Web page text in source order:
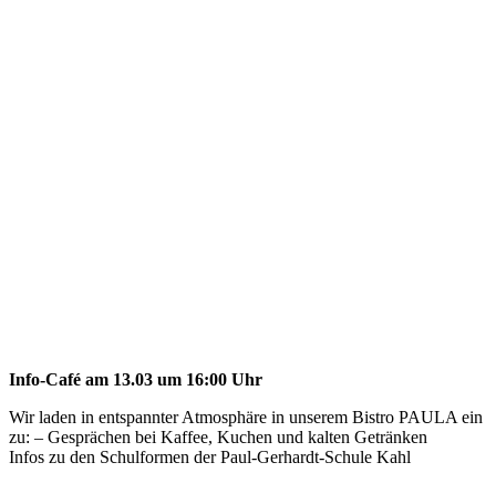
Info-Café am 13.03 um 16:00 Uhr
Wir laden in entspannter Atmosphäre in unserem Bistro PAULA ein
zu: – Gesprächen bei Kaffee, Kuchen und kalten Getränken
Infos zu den Schulformen der Paul-Gerhardt-Schule Kahl